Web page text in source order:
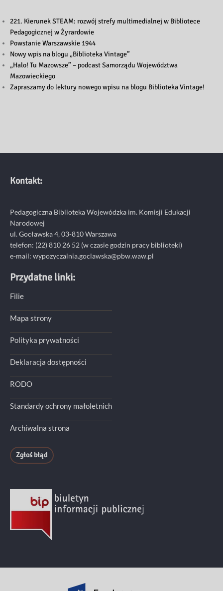
221. Kierunek STEAM: rozwój strefy multimedialnej w Bibliotece
Pedagogicznej w Żyrardowie
Powstanie Warszawskie 1944
Nowy wpis na blogu „Biblioteka Vintage”
„Halo! Tu Mazowsze” – podcast Samorządu Województwa
Mazowieckiego
Zapraszamy do lektury nowego wpisu na blogu Biblioteka Vintage!
Kontakt:
Pedagogiczna Biblioteka Wojewódzka im. Komisji Edukacji
Narodowej
ul. Gocławska 4, 03-810 Warszawa
telefon: (22) 810 26 52 (w czasie godzin pracy biblioteki)
e-mail: wypozyczalnia.goclawska@pbw.waw.pl
Przydatne linki:
Filie
Mapa strony
Polityka prywatności
Deklaracja dostępności
RODO
Standardy ochrony małoletnich
Archiwalna strona
Zgłoś błąd